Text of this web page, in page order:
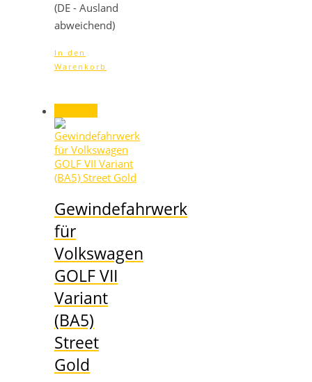
(DE - Ausland
abweichend)
In den
Warenkorb
Gewindefahrwerk
für
Volkswagen
GOLF VII
Variant
(BA5)
Street
Gold